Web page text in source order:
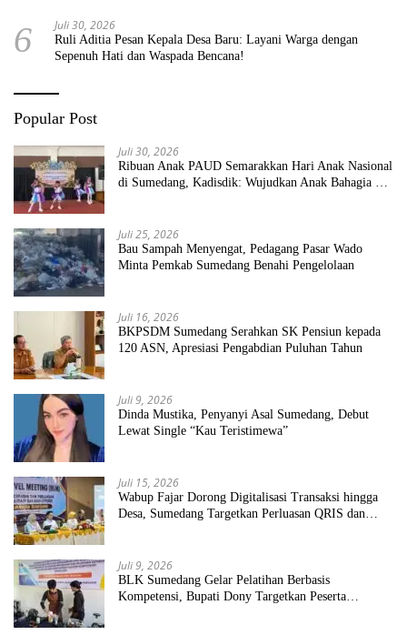
6 Juli 30, 2026
Ruli Aditia Pesan Kepala Desa Baru: Layani Warga dengan
Sepenuh Hati dan Waspada Bencana!
Popular Post
Juli 30, 2026
Ribuan Anak PAUD Semarakkan Hari Anak Nasional
di Sumedang, Kadisdik: Wujudkan Anak Bahagia dan
Juli 25, 2026
Bau Sampah Menyengat, Pedagang Pasar Wado
Minta Pemkab Sumedang Benahi Pengelolaan
Juli 16, 2026
BKPSDM Sumedang Serahkan SK Pensiun kepada
120 ASN, Apresiasi Pengabdian Puluhan Tahun
Juli 9, 2026
Dinda Mustika, Penyanyi Asal Sumedang, Debut
Lewat Single “Kau Teristimewa”
Juli 15, 2026
Wabup Fajar Dorong Digitalisasi Transaksi hingga
Desa, Sumedang Targetkan Perluasan QRIS dan
Juli 9, 2026
BLK Sumedang Gelar Pelatihan Berbasis
Kompetensi, Bupati Dony Targetkan Peserta